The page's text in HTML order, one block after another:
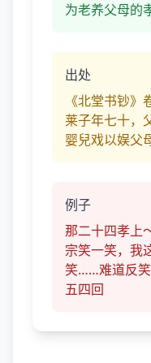
为老养父母的
出处
《北堂书钞
莱子年七十，
婴兒戏以娱父
例子
那二十四孝上
宗笑一笑，我
笑……难道反
五四回